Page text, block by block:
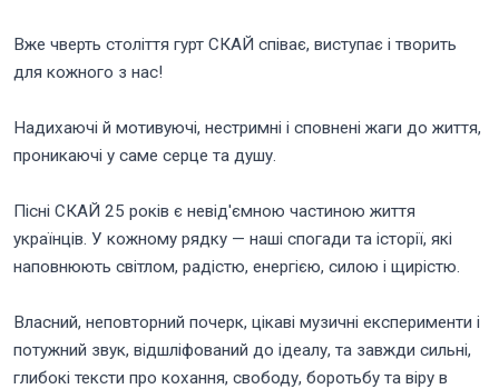
Вже чверть століття гурт СКАЙ співає, виступає і творить
для кожного з нас!
Надихаючі й мотивуючі, нестримні і сповнені жаги до життя,
проникаючі у саме серце та душу.
Пісні СКАЙ 25 років є невід'ємною частиною життя
українців. У кожному рядку — наші спогади та історії, які
наповнюють світлом, радістю, енергією, силою і щирістю.
Власний, неповторний почерк, цікаві музичні експерименти і
потужний звук, відшліфований до ідеалу, та завжди сильні,
глибокі тексти про кохання, свободу, боротьбу та віру в